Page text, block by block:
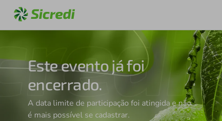
Este evento já foi
encerrado.
A data limite de participação foi atingida e não
é mais possível se cadastrar.